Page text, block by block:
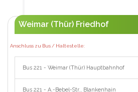
Weimar (Thür) Friedhof
Anschluss zu Bus / Haltestelle:
Bus 221 - Weimar (Thür) Hauptbahnhof
Bus 221 - A.-Bebel-Str., Blankenhain